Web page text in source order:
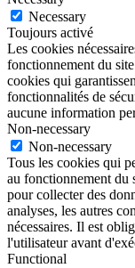
Necessary
Toujours activé
Les cookies
fonctionnement du
cookies qui
fonctionnalités de
aucune information
Non-necessary
Non-necessary
Tous les cookies qui
au fonctionnement du
pour collecter des
analyses, les autres
nécessaires. Il est
l'utilisateur avant
Functional